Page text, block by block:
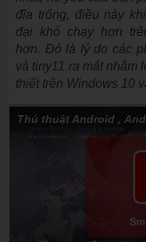
đĩa trống, điều này
đại khó chạy hơn
hơn. Đó là lý do các
và tiny11 ra mắt nhằm
thiết trên Windows 10
Thủ thuật Android ,